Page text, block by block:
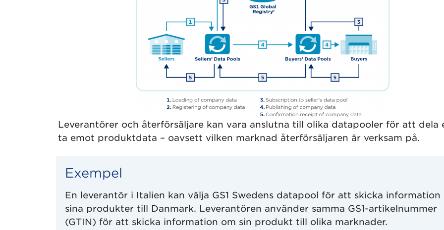
Leverantörer och återförsäljare kan vara anslutna till olika datapooler för att dela
ta emot produktdata – oavsett vilken marknad återförsäljaren är verksam på.
Exempel
En leverantör i Italien kan välja GS1 Swedens datapool för att skicka information
sina produkter till Danmark. Leverantören använder samma GS1-artikelnummer
(GTIN) för att skicka information om sin produkt till olika marknader.